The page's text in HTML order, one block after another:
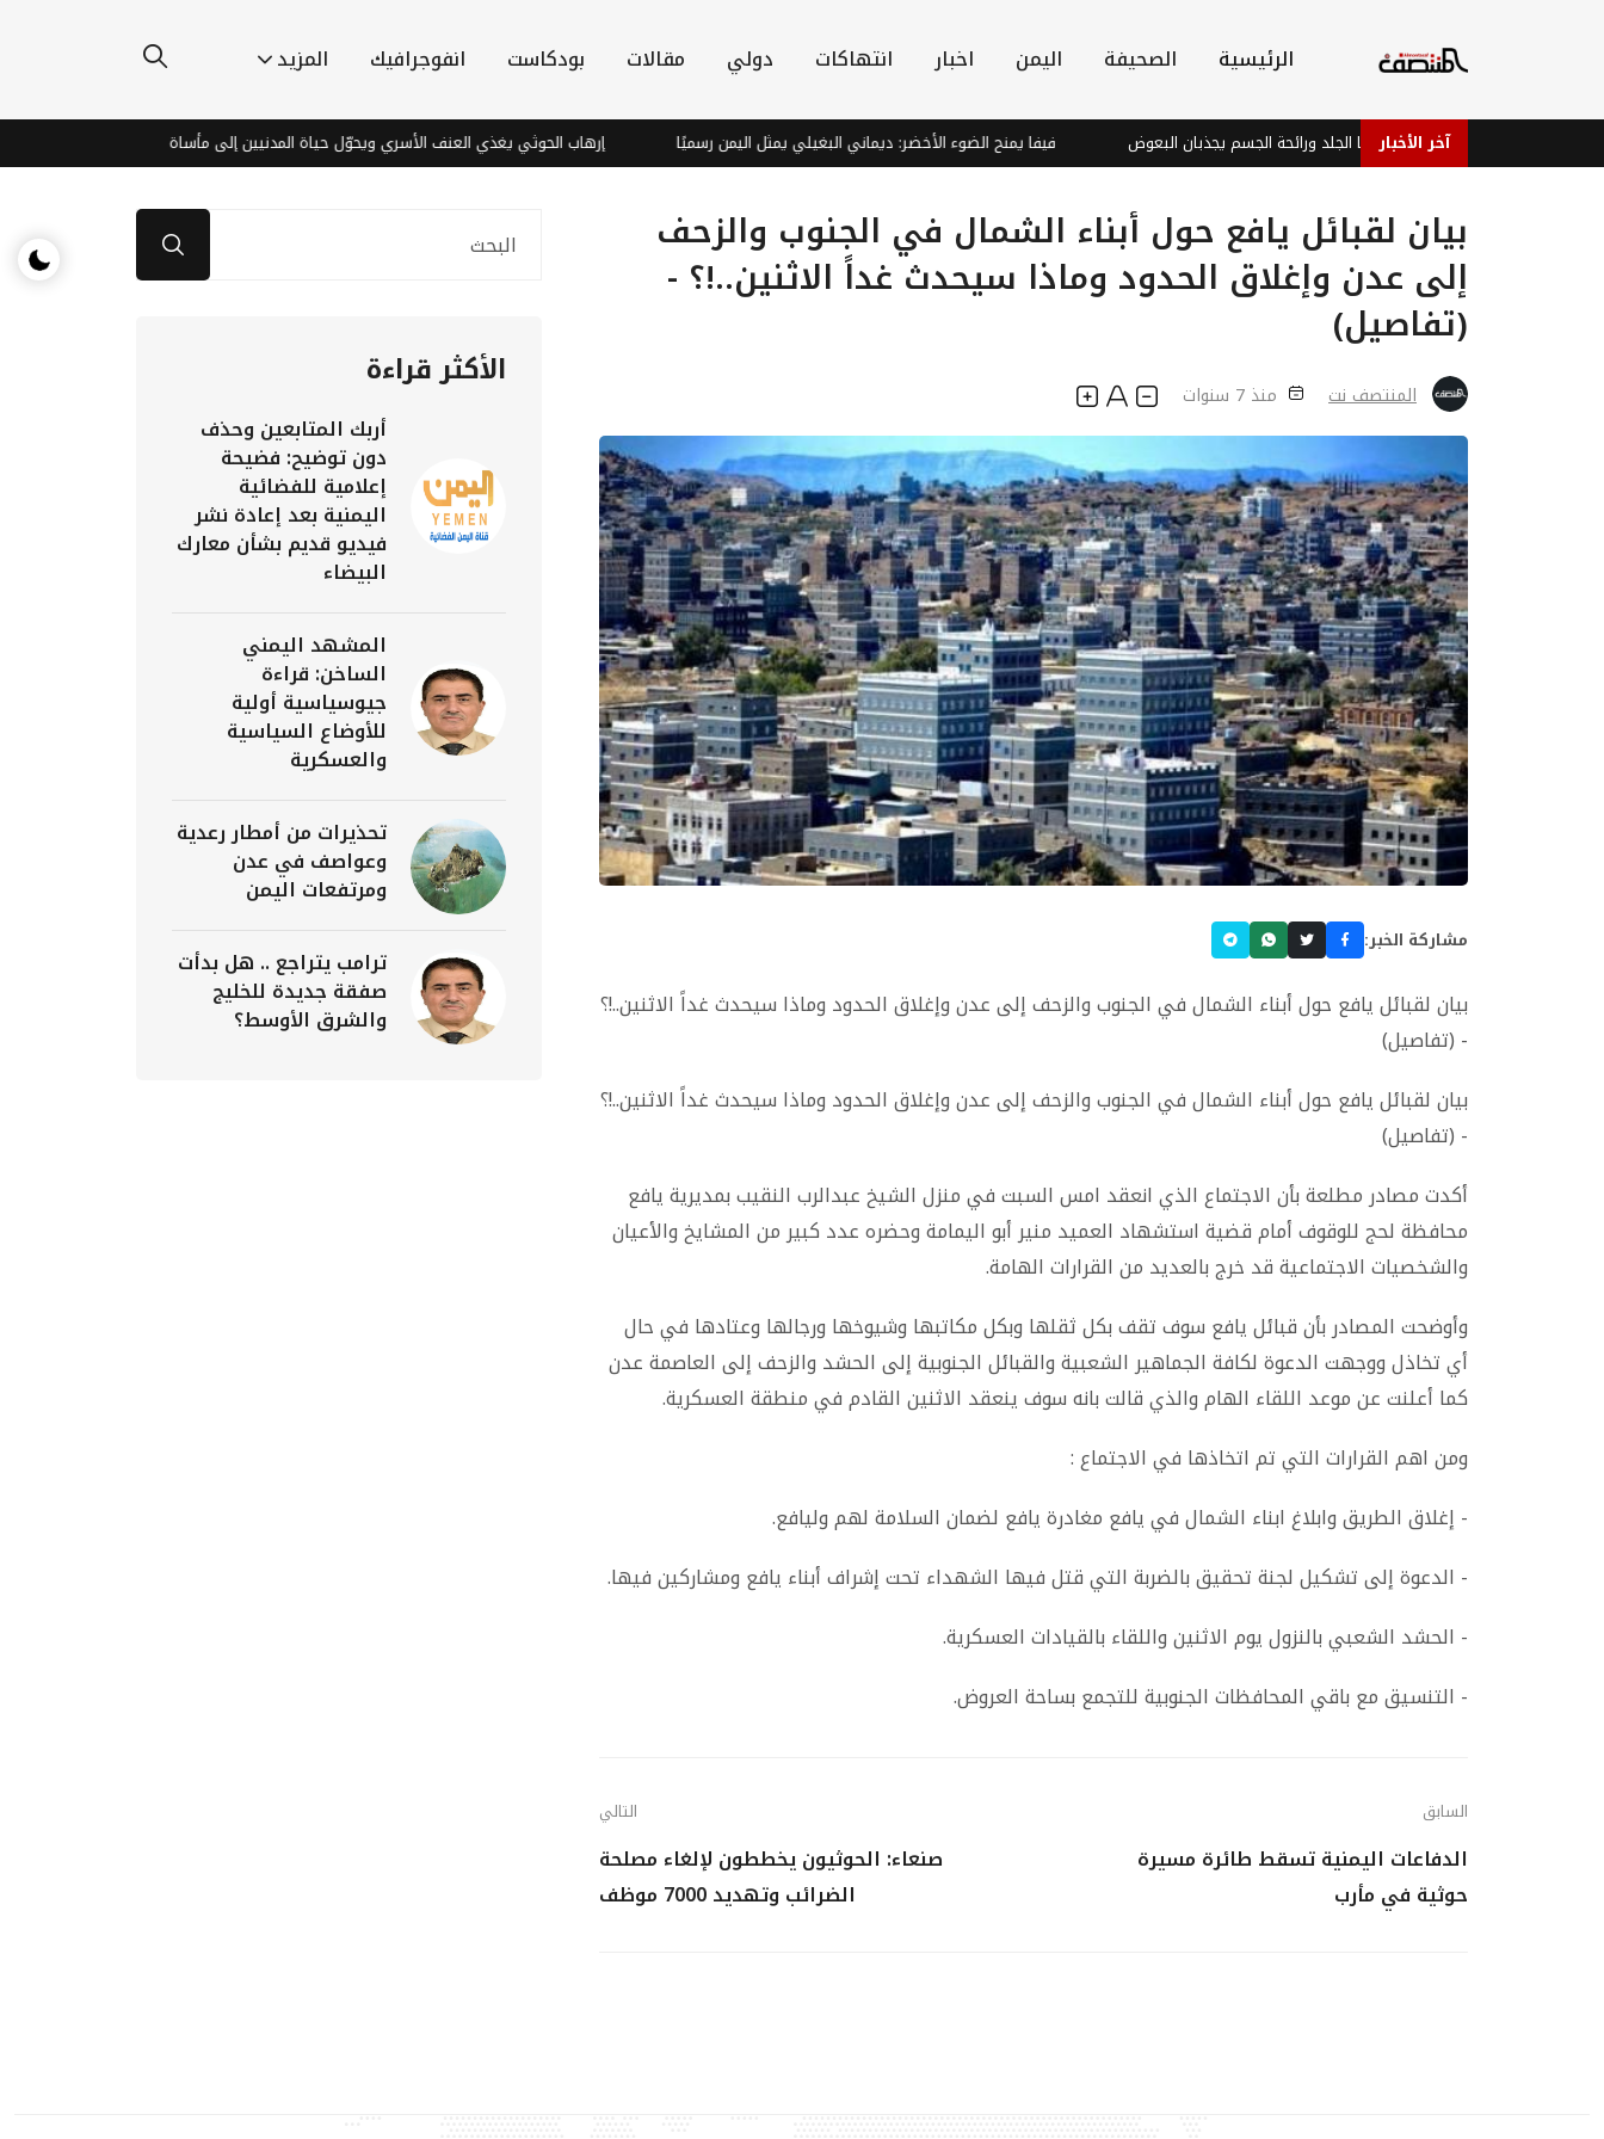
الرئيسية الصحيفة اليمن اخبار انتهاكات دولي مقالات بودكاست انفوجرافيك المزيد
آخر الأخبار
دراسة: بكتيريا الجلد ورائحة الجسم يجذبان البعوض فيفا يمنح الضوء الأخضر: ديماني البغيلي يمثل اليمن رسميًا إرهاب الحوثي يغذي العنف الأسري ويحوّل حياة المدنيين إلى مأساة
بيان لقبائل يافع حول أبناء الشمال في الجنوب والزحف
إلى عدن وإغلاق الحدود وماذا سيحدث غداً الاثنين..!؟ -
(تفاصيل)
المنتصف نت منذ 7 سنوات
مشاركة الخبر:
بيان لقبائل يافع حول أبناء الشمال في الجنوب والزحف إلى عدن وإغلاق الحدود وماذا سيحدث غداً الاثنين..!؟
- (تفاصيل)
بيان لقبائل يافع حول أبناء الشمال في الجنوب والزحف إلى عدن وإغلاق الحدود وماذا سيحدث غداً الاثنين..!؟
- (تفاصيل)
أكدت مصادر مطلعة بأن الاجتماع الذي انعقد امس السبت في منزل الشيخ عبدالرب النقيب بمديرية يافع
محافظة لحج للوقوف أمام قضية استشهاد العميد منير أبو اليمامة وحضره عدد كبير من المشايخ والأعيان
والشخصيات الاجتماعية قد خرج بالعديد من القرارات الهامة.
وأوضحت المصادر بأن قبائل يافع سوف تقف بكل ثقلها وبكل مكاتبها وشيوخها ورجالها وعتادها في حال
أي تخاذل ووجهت الدعوة لكافة الجماهير الشعبية والقبائل الجنوبية إلى الحشد والزحف إلى العاصمة عدن
كما أعلنت عن موعد اللقاء الهام والذي قالت بانه سوف ينعقد الاثنين القادم في منطقة العسكرية.
ومن اهم القرارات التي تم اتخاذها في الاجتماع:
- إغلاق الطريق وابلاغ ابناء الشمال في يافع مغادرة يافع لضمان السلامة لهم وليافع.
- الدعوة إلى تشكيل لجنة تحقيق بالضربة التي قتل فيها الشهداء تحت إشراف أبناء يافع ومشاركين فيها.
- الحشد الشعبي بالنزول يوم الاثنين واللقاء بالقيادات العسكرية.
- التنسيق مع باقي المحافظات الجنوبية للتجمع بساحة العروض.
السابق
الدفاعات اليمنية تسقط طائرة مسيرة
حوثية في مأرب
التالي
صنعاء: الحوثيون يخططون لإلغاء مصلحة
الضرائب وتهديد 7000 موظف
الأكثر قراءة
أربك المتابعين وحذف
دون توضيح: فضيحة
إعلامية للفضائية
اليمنية بعد إعادة نشر
فيديو قديم بشأن معارك
البيضاء
المشهد اليمني
الساخن: قراءة
جيوسياسية أولية
للأوضاع السياسية
والعسكرية
تحذيرات من أمطار رعدية
وعواصف في عدن
ومرتفعات اليمن
ترامب يتراجع .. هل بدأت
صفقة جديدة للخليج
والشرق الأوسط؟